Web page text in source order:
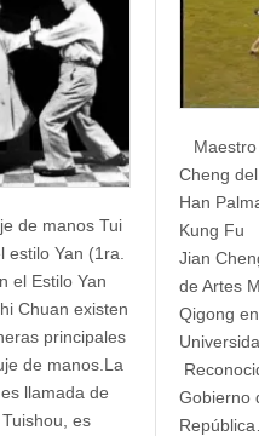
de manos Tui
estilo Yan (1ra.
el Estilo Yan
Chuan existen
principales
de manos.La
llamada de
es
Maestro
Cheng
Han
Kung Fu
Jian
de Artes
Qigong
Gobierno